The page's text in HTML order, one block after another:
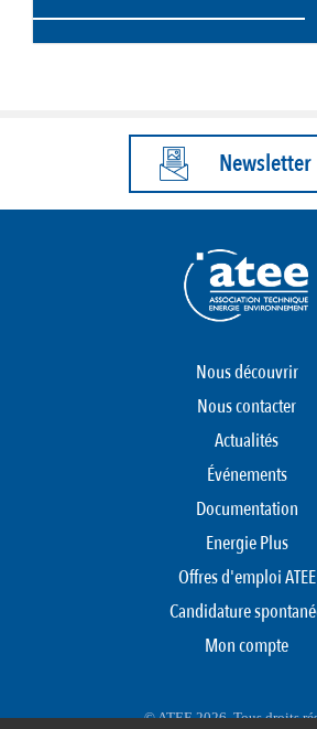
Newsletter
Nous découvrir
Nous contacter
Actualités
Événements
Documentation
Energie Plus
Offres d'emploi ATEE
Candidature
Mon compte
© ATEE 2026. Tous droits